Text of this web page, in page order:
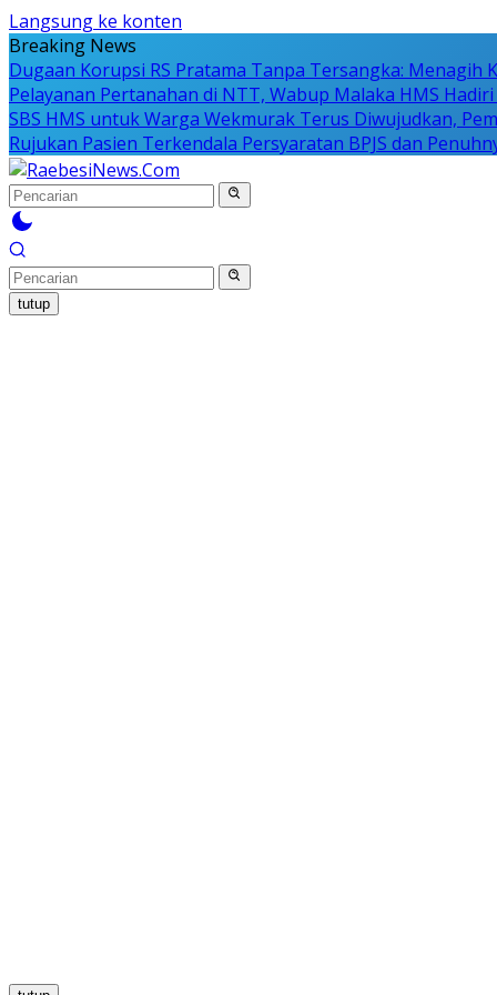
Langsung ke konten
Breaking News
Dugaan Korupsi RS Pratama Tanpa Tersangka: Menagih
Pelayanan Pertanahan di NTT, Wabup Malaka HMS
SBS HMS untuk Warga Wekmurak Terus Diwujudkan,
Rujukan Pasien Terkendala Persyaratan BPJS dan
tutup